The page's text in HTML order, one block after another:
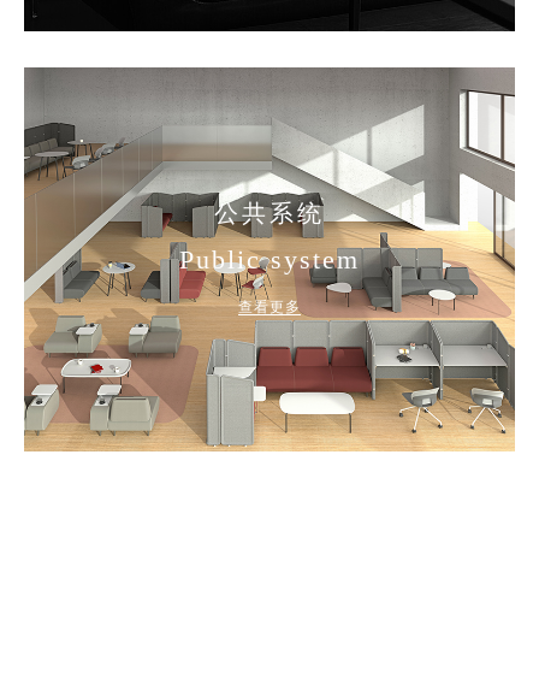
公共系统
Public system
查看更多